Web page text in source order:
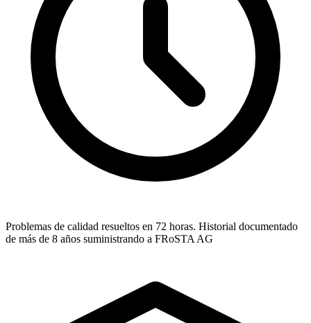
Problemas de calidad resueltos en 72 horas. Historial documentado
de más de 8 años suministrando a FRoSTA AG